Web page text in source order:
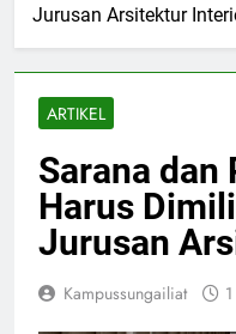
Jurusan Arsitektur
ARTIKEL
Sarana dan
Harus
Jurusan
Kampussungailiat